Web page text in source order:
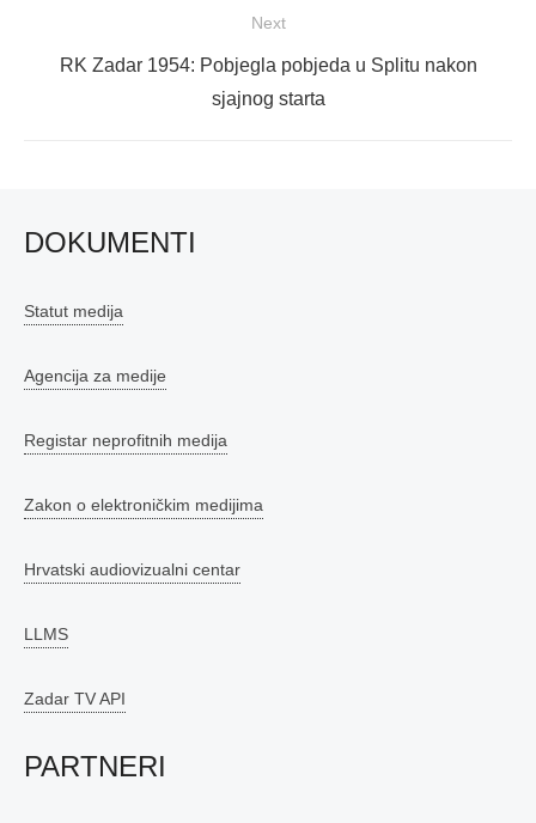
Next
NextRK Zadar 1954: Pobjegla pobjeda u Splitu nakon
sjajnog starta
DOKUMENTI
Statut medija
Agencija za medije
Registar neprofitnih medija
Zakon o elektroničkim medijima
Hrvatski audiovizualni centar
LLMS
Zadar TV API
PARTNERI